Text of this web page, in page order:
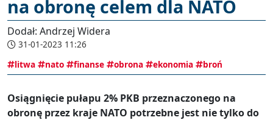
na obronę celem dla NATO
Dodał: Andrzej Widera
31-01-2023 11:26
litwa
nato finanse obrona ekonomia broń
Osiągnięcie pułapu 2% PKB przeznaczonego na
obronę przez kraje NATO potrzebne jest nie tylko do